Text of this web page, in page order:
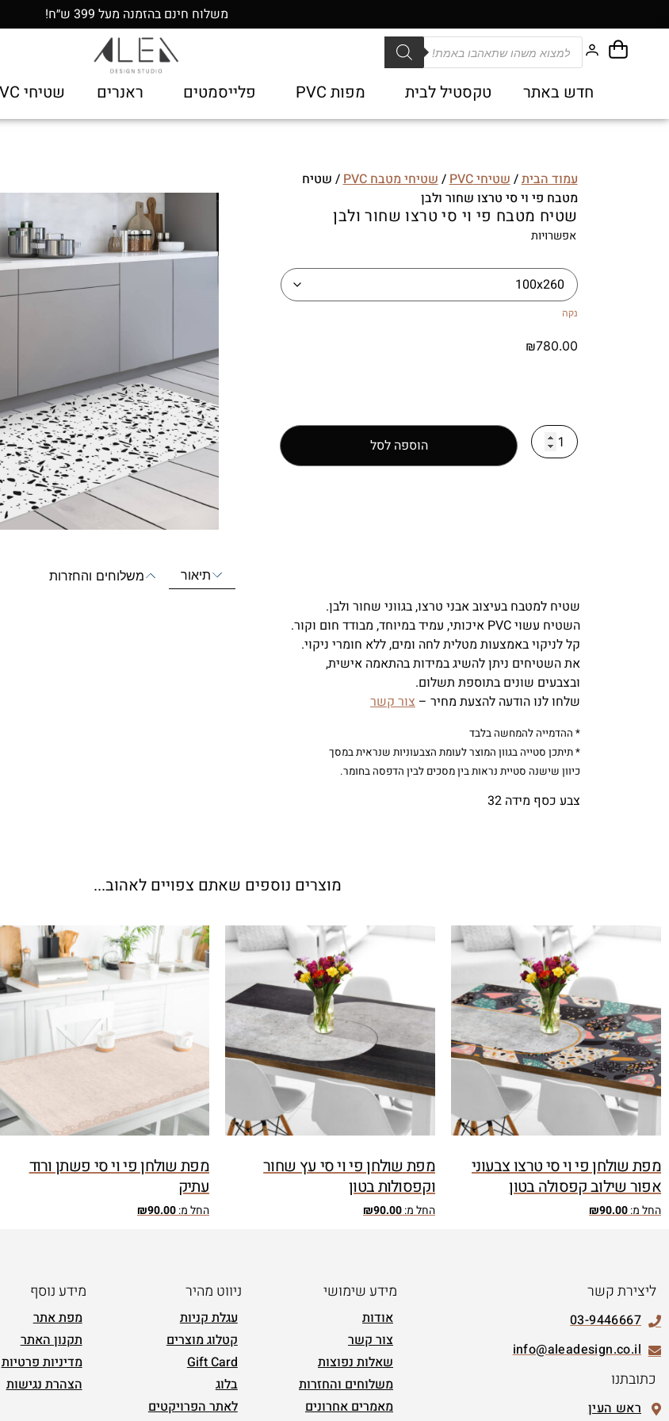
משלוח חינם בהזמנה מעל 399 ש״ח!
חדש באתר
טקסטיל לבית מפות PVC פלייסמטים ראנרים שטיחי PVC
עמוד הבית/שטיחי PVC /שטיחי מטבח PVC
/ שטיח
מטבח פי וי סי טרצו שחור ולבן
שטיח מטבח פי וי סי טרצו שחור ולבן
אפשרויות
נקה
₪780.00
הוספה לסל
תיאור משלוחים והחזרות
שטיח למטבח בעיצוב אבני טרצו, בגווני שחור ולבן.
השטיח עשוי PVC איכותי, עמיד במיוחד, מבודד חום וקור.
קל לניקוי באמצעות מטלית לחה ומים, ללא חומרי ניקוי.
את השטיחים ניתן להשיג במידות בהתאמה אישית,
ובצבעים שונים בתוספת תשלום.
שלחו לנו הודעה להצעת מחיר – צור קשר
* ההדמייה להמחשה בלבד
* תיתכן סטייה בגוון המוצר לעומת הצבעוניות שנראית במסך
כיוון שישנה סטיית נראות בין מסכים לבין הדפסה בחומר.
צבע כסף מידה 32
מוצרים נוספים שאתם צפויים לאהוב...
מפת שולחן פי וי סי טרצו צבעוני
אפור שילוב קפסולה בטון
החל מ: ₪90.00
מפת שולחן פי וי סי עץ שחור
וקפסולות בטון
החל מ: ₪90.00
מפת שולחן פי וי סי פשתן ורוד
עתיק
החל מ: ₪90.00
ליצירת קשר
03-9446667
info@aleadesign.co.il
כתובתנו
ראש העין
מידע שימושי
אודות
צור קשר
שאלות נפוצות
משלוחים והחזרות
מאמרים אחרונים
ניווט מהיר
עגלת קניות
קטלוג מוצרים
Gift Card
בלוג
לאתר הפרויקטים
מידע נוסף
מפת אתר
תקנון האתר
מדיניות פרטיות
הצהרת נגישות